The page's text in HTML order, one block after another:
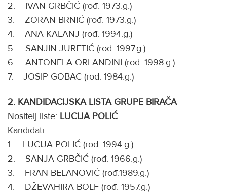
2. IVAN GRBČIĆ (rođ. 1973.g.)
3. ZORAN BRNIĆ (rođ. 1973.g.)
4. ANA KALANJ (rođ. 1994.g.)
5. SANJIN JURETIĆ (rođ. 1997.g.)
6. ANTONELA ORLANDINI (rođ. 1998.g.)
7. JOSIP GOBAC (rođ. 1984.g.)
2. KANDIDACIJSKA LISTA GRUPE BIRAČA
Nositelj liste: LUCIJA POLIĆ
Kandidati:
1. LUCIJA POLIĆ (rođ. 1994.g.)
2. SANJA GRBČIĆ (rođ. 1966.g.)
3. FRAN BELANOVIĆ (rođ.1989.g.)
4. DŽEVAHIRA BOLF (rođ. 1957.g.)